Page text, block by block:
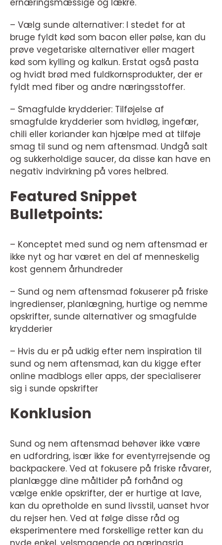
ernæringsmæssige og lækre.
– Vælg sunde alternativer: I stedet for at
bruge fyldt kød som bacon eller pølse, kan du
prøve vegetariske alternativer eller magert
kød som kylling og kalkun. Erstat også pasta
og hvidt brød med fuldkornsprodukter, der er
fyldt med fiber og andre næringsstoffer.
– Smagfulde krydderier: Tilføjelse af
smagfulde krydderier som hvidløg, ingefær,
chili eller koriander kan hjælpe med at tilføje
smag til sund og nem aftensmad. Undgå salt
og sukkerholdige saucer, da disse kan have en
negativ indvirkning på vores helbred.
Featured Snippet
Bulletpoints:
– Konceptet med sund og nem aftensmad er
ikke nyt og har været en del af menneskelig
kost gennem århundreder
– Sund og nem aftensmad fokuserer på friske
ingredienser, planlægning, hurtige og nemme
opskrifter, sunde alternativer og smagfulde
krydderier
– Hvis du er på udkig efter nem inspiration til
sund og nem aftensmad, kan du kigge efter
online madblogs eller apps, der specialiserer
sig i sunde opskrifter
Konklusion
Sund og nem aftensmad behøver ikke være
en udfordring, især ikke for eventyrrejsende og
backpackere. Ved at fokusere på friske råvarer,
planlægge dine måltider på forhånd og
vælge enkle opskrifter, der er hurtige at lave,
kan du opretholde en sund livsstil, uanset hvor
du rejser hen. Ved at følge disse råd og
eksperimentere med forskellige retter kan du